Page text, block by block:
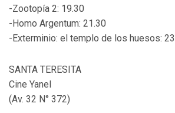
-Zootopía 2: 19.30
-Homo Argentum: 21.30
-Exterminio: el templo de los huesos:
SANTA TERESITA
Cine Yanel
(Av. 32 N° 372)